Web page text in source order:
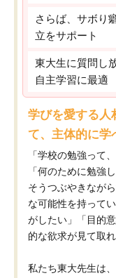
さらば、サボり
立をサポート
東大生に質問し
自主学習に最適
学びを愛する人
て、主体的に学
「学校の勉強って
「何のために勉強
そうつぶやきなが
な可能性を持って
がしたい」「目的
的な欲求が見て取れ
私たち東大先生は、